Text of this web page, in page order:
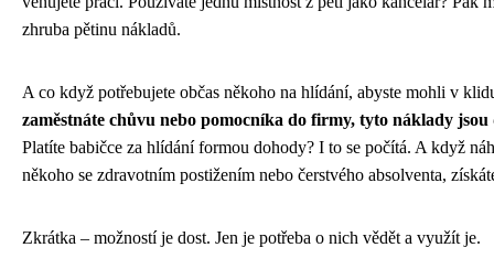
zhruba pětinu nákladů.
A co když potřebujete občas někoho na hlídání, abyste mohli v
zaměstnáte chůvu nebo pomocníka do firmy, tyto náklady jsou
Platíte babičce za hlídání formou dohody? I to se počítá. A když
někoho se zdravotním postižením nebo čerstvého absolventa,
Zkrátka – možností je dost. Jen je potřeba o nich vědět a využít je.